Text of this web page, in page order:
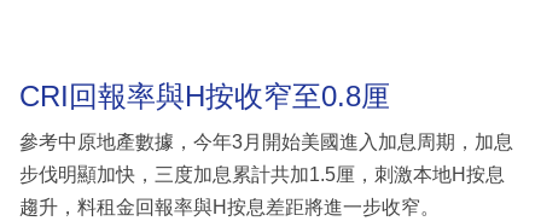
CRI回報率與H按收窄至0.8厘
參考中原地產數據，今年3月開始美國進入加息周期，加息
步伐明顯加快，三度加息累計共加1.5厘，刺激本地H按息
趨升，料租金回報率與H按息差距將進一步收窄。